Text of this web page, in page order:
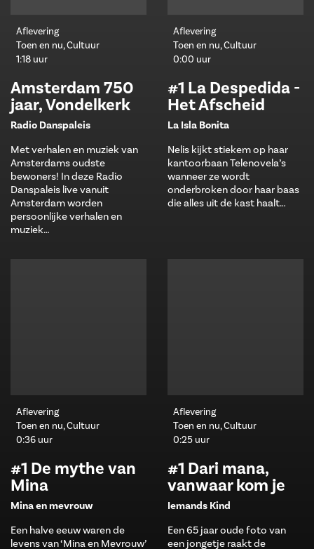
Aflevering
Toen en nu, Cultuur
1:18 uur
Amsterdam 750
jaar, Vondelkerk
Radio Danspaleis
Met verhalen en muziek van
Amsterdams oudste
bewoners! In deze Radio
Danspaleis live vanuit
Amsterdam worden
persoonlijke verhalen en
muziek…
Aflevering
Toen en nu, Cultuur
0:00 uur
#1 La Despedida -
Het Afscheid
La Isla Bonita
Nelis kijkt stiekem op haar
kantoorbaan Telenovela’s
wanneer ze wordt
onderbroken door haar baas
die alles uit de kast haalt…
Aflevering
Toen en nu, Cultuur
0:36 uur
#1 De mythe van
Mina
Mina en mevrouw
Een halve eeuw waren de
levens van ‘Mina en Mevrouw’
Aflevering
Toen en nu, Cultuur
0:25 uur
#1 Dari mana,
vanwaar kom je
Iemands Kind
Een 65 jaar oude foto van
een jongetje raakt de